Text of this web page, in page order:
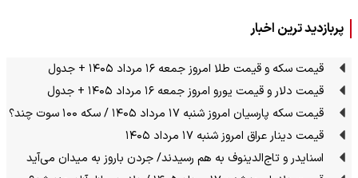
پربازدید ترین اخبار
قیمت سکه و قیمت طلا امروز جمعه ۱۶ مرداد ۱۴۰۵ + جدول
قیمت دلار و قیمت یورو امروز جمعه ۱۶ مرداد ۱۴۰۵ + جدول
قیمت سکه پارسیان امروز شنبه ۱۷ مرداد ۱۴۰۵ / سکه ۱۰۰ سوت چند؟
قیمت دینار عراق امروز شنبه ۱۷ مرداد ۱۴۰۵
اسنایدر و تاج‌الدینوف به هم رسیدند/ جردن باروز به میدان می‌آید